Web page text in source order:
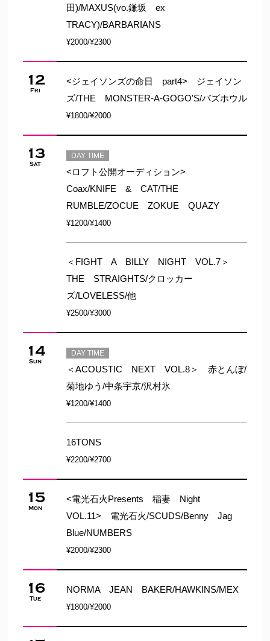
田)/MAXUS(vo.鎌坂 ex
TRACY)/BARBARIANS
¥2000/¥2300
12
Fri
<ジェイソンズの命日 part4> ジェイソン
ズ/THE MONSTER-A-GOGO'S/バズホウル
¥1800/¥2000
13
Sat
DAY TIME
<ロフト公開オーディション>
Coax/KNIFE & CAT/THE
RUMBLE/ZOCUE ZOKUE QUAZY
¥1200/¥1400
＜FIGHT A BILLY NIGHT VOL.7＞
THE STRAIGHTS/クロッカー
ズ/LOVELESS/他
¥2500/¥3000
14
Sun
DAY TIME
＜ACOUSTIC NEXT VOL.8＞ 赤とんぼ/
菊地ゆう/中条宇京/沢村氷
¥1200/¥1400
16TONS
¥2200/¥2700
15
Mon
<電光石火Presents 稲妻 Night
VOL.11> 電光石火/SCUDS/Benny Jag
Blue/NUMBERS
¥2000/¥2300
16
Tue
NORMA JEAN BAKER/HAWKINS/MEX
¥1800/¥2000